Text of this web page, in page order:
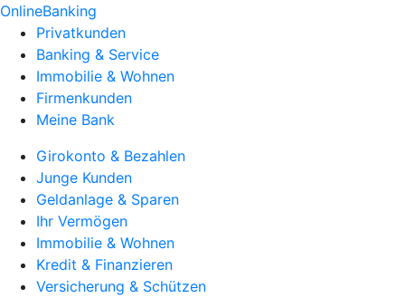
OnlineBanking
Privatkunden
Banking & Service
Immobilie & Wohnen
Firmenkunden
Meine Bank
Girokonto & Bezahlen
Junge Kunden
Geldanlage & Sparen
Ihr Vermögen
Immobilie & Wohnen
Kredit & Finanzieren
Versicherung & Schützen